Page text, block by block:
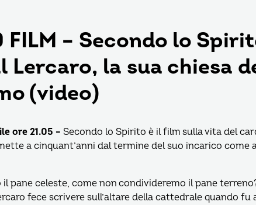
FILM – Secondo lo
Lercaro, la sua chiesa
(video)
ore 21.05 – Secondo lo Spirito è il film sulla vita del
a cinquant’anni dal termine del suo incarico come
il pane celeste, come non condivideremo il pane
fece scrivere sull’altare della cattedrale quando fu